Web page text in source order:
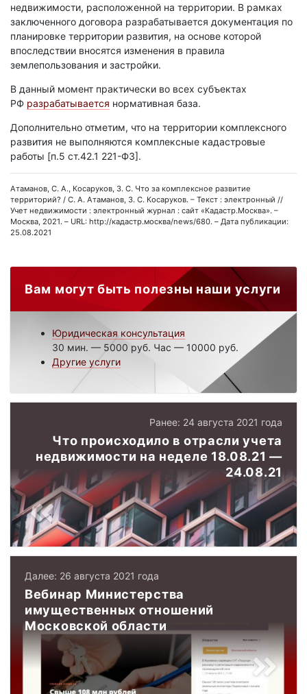
недвижимости, расположенной на территории. В рамках
заключенного договора разрабатывается документация по
планировке территории развития, на основе которой
впоследствии вносятся изменения в правила
землепользования и застройки.
В данный момент практически во всех субъектах
РФ разрабатывается нормативная база.
Дополнительно отметим, что на территории комплексного
развития не выполняются комплексные кадастровые
работы [п.5 ст.42.1 221-ФЗ].
Атаманов, С. А., Косаруков, З. С. Что за комплексное развитие
территорий? / С. А. Атаманов, З. С. Косаруков. – Текст : электронный //
Учет недвижимости : электронный журнал : сайт «Кадастр.Москва». –
Москва, 2021. – URL: http://кадастр.москва/news/680. – Дата публикации:
25.08.2021
Вам могут быть полезны наши услуги
Юридическая консультация
30 мин. — 5000 руб. Час — 10000 руб.
Другие услуги
Ранее: 24 августа 2021 года
Что происходило в отрасли учета
недвижимости на неделе 18.08.21 —
24.08.21
Далее: 26 августа 2021 года
Вебинар Министерства
имущественных отношений
Московской области